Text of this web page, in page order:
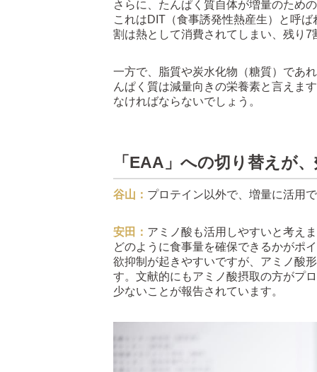
さらに、たんぱく質自体が増量のため
これはDIT（食事誘発性熱産生）と呼
割は熱として消費されてしまい、残り
一方で、脂質や炭水化物（糖質）であ
んぱく質は減量向きの栄養素と言えま
なければならないでしょう。
「EAA」への切り替えが
谷山： プロテイン以外で、増量に活用
安田： アミノ酸も活用しやすいと考え
どのように食事量を確保できるかがポ
欲抑制が起きやすいですが、アミノ酸
す。文献的にもアミノ酸摂取の方がプ
少ないことが報告されています。